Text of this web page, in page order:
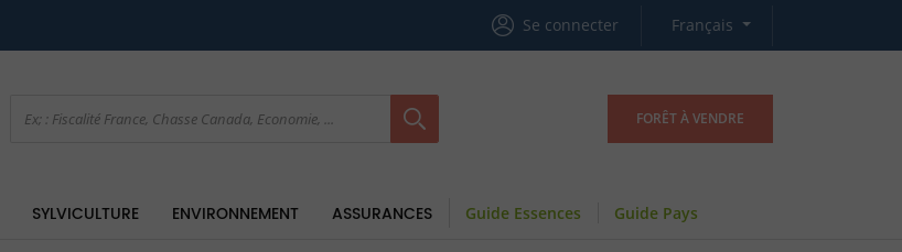
Se connecter Français
FORÊT À VENDRE
SYLVICULTURE ENVIRONNEMENT ASSURANCES Guide Essences Guide Pays